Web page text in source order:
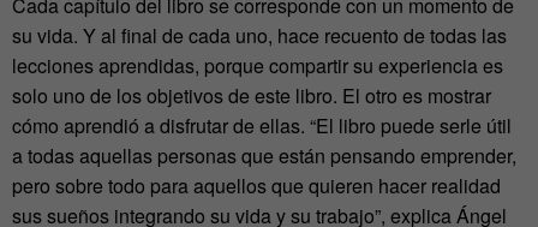
Cada capítulo del libro se corresponde con un momento de
su vida. Y al final de cada uno, hace recuento de todas las
lecciones aprendidas, porque compartir su experiencia es
solo uno de los objetivos de este libro. El otro es mostrar
cómo aprendió a disfrutar de ellas. “El libro puede serle útil
a todas aquellas personas que están pensando emprender,
pero sobre todo para aquellos que quieren hacer realidad
sus sueños integrando su vida y su trabajo”, explica Ángel